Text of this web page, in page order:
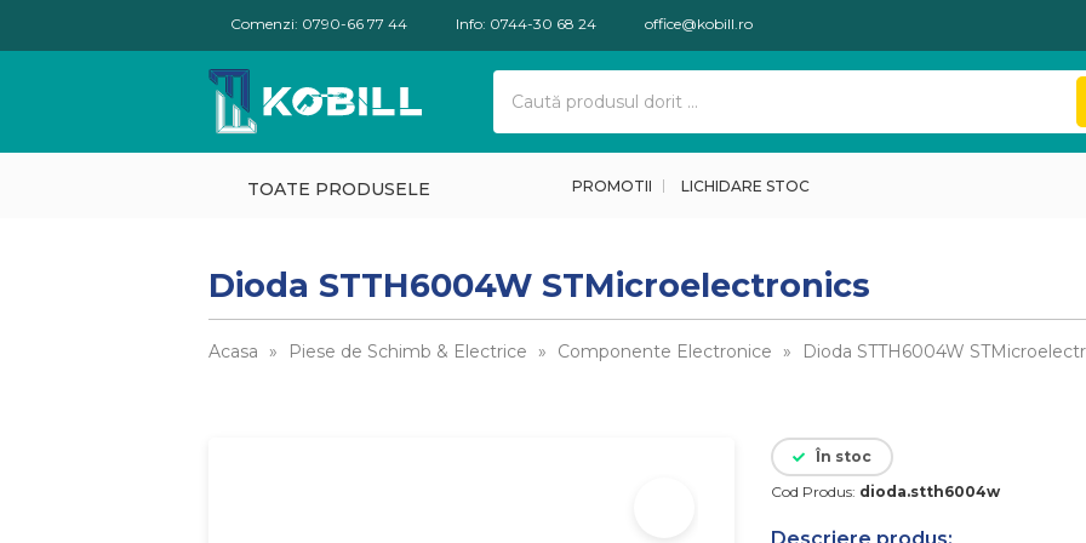
Comenzi: 0790-66 77 44 Info: 0744-30 68 24 office@kobill.ro
TOATE PRODUSELE PROMOTII LICHIDARE STOC
Dioda STTH6004W STMicroelectronics
Acasa » Piese de Schimb & Electrice » Componente Electronice » Dioda STTH6004W
În stoc
Cod Produs: dioda.stth6004w